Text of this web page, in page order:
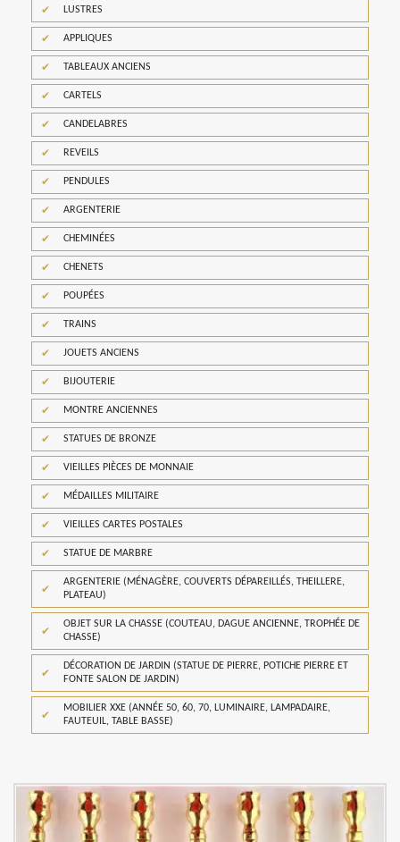
LUSTRES
APPLIQUES
TABLEAUX ANCIENS
CARTELS
CANDELABRES
REVEILS
PENDULES
ARGENTERIE
CHEMINÉES
CHENETS
POUPÉES
TRAINS
JOUETS ANCIENS
BIJOUTERIE
MONTRE ANCIENNES
STATUES DE BRONZE
VIEILLES PIÈCES DE MONNAIE
MÉDAILLES MILITAIRE
VIEILLES CARTES POSTALES
STATUE DE MARBRE
ARGENTERIE (MÉNAGÈRE, COUVERTS DÉPAREILLÉS, THEILLERE,
PLATEAU)
OBJET SUR LA CHASSE (COUTEAU, DAGUE ANCIENNE, TROPHÉE DE
CHASSE)
DÉCORATION DE JARDIN (STATUE DE PIERRE, POTICHE PIERRE ET
FONTE SALON DE JARDIN)
MOBILIER XXE (ANNÉE 50, 60, 70, LUMINAIRE, LAMPADAIRE,
FAUTEUIL, TABLE BASSE)